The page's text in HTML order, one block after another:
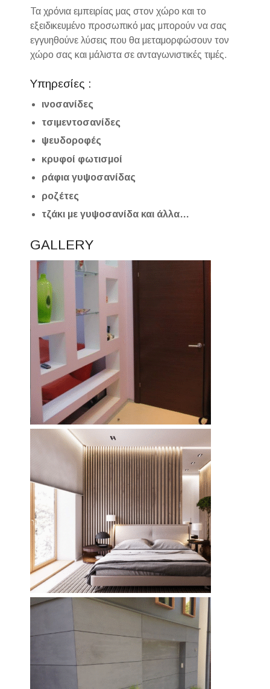
Τα χρόνια εμπειρίας μας στον χώρο και το
εξειδικευμένο προσωπικό μας μπορούν να σας
εγγυηθούνε λύσεις που θα μεταμορφώσουν τον
χώρο σας και μάλιστα σε ανταγωνιστικές τιμές.
Υπηρεσίες :
ινοσανίδες
τσιμεντοσανίδες
ψευδοροφές
κρυφοί φωτισμοί
ράφια γυψοσανίδας
ροζέτες
τζάκι με γυψοσανίδα και άλλα…
GALLERY